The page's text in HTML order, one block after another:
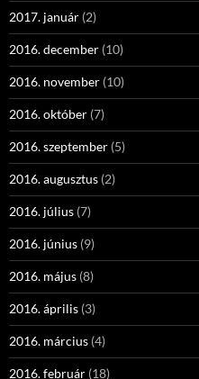
2017. január (2)
2016. december (10)
2016. november (10)
2016. október (7)
2016. szeptember (5)
2016. augusztus (2)
2016. július (7)
2016. június (9)
2016. május (8)
2016. április (3)
2016. március (4)
2016. február (18)